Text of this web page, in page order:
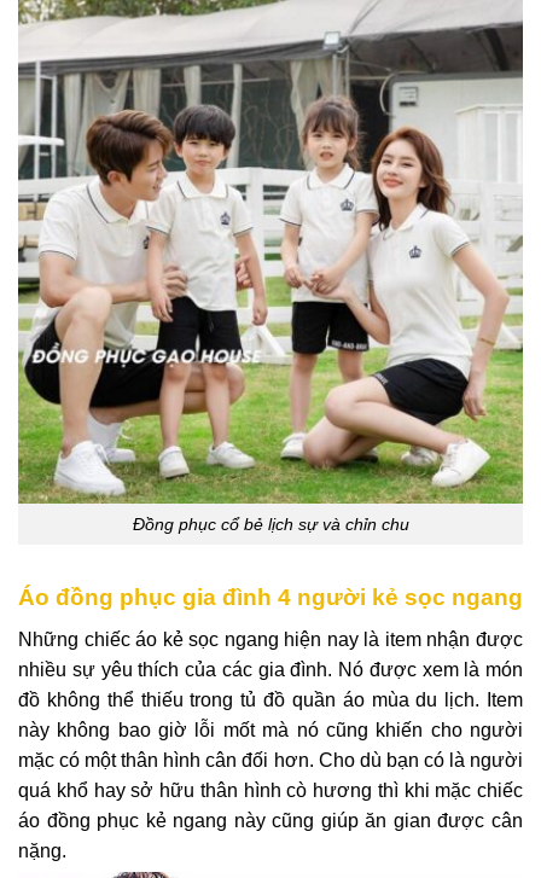
Đồng phục cổ bẻ lịch sự và chỉn chu
Áo đồng phục gia đình 4 người kẻ sọc ngang
Những chiếc áo kẻ sọc ngang hiện nay là item nhận được
nhiều sự yêu thích của các gia đình. Nó được xem là món
đồ không thể thiếu trong tủ đồ quần áo mùa du lịch. Item
này không bao giờ lỗi mốt mà nó cũng khiến cho người
mặc có một thân hình cân đối hơn. Cho dù bạn có là người
quá khổ hay sở hữu thân hình cò hương thì khi mặc chiếc
áo đồng phục kẻ ngang này cũng giúp ăn gian được cân
nặng.